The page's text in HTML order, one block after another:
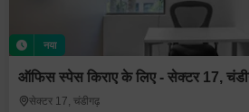
नया
ऑफिस स्पेस किराए के लिए - सेक्टर 17,
सेक्टर 17, चंडीगढ़